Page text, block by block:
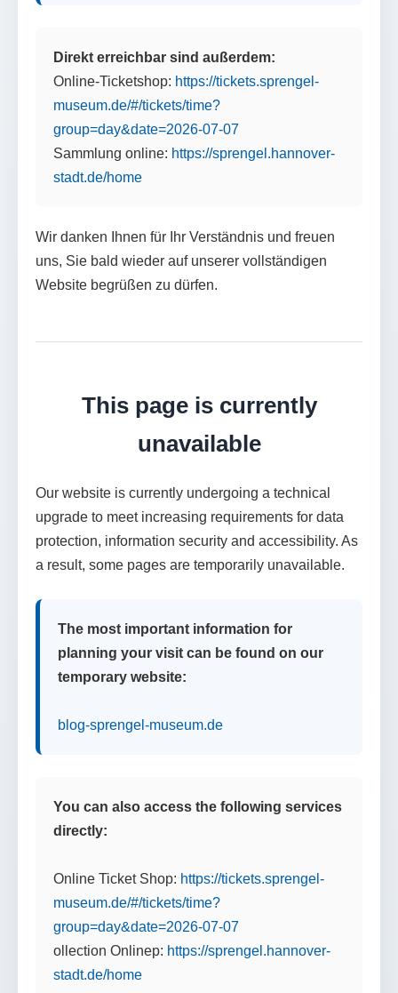
Direkt erreichbar sind außerdem:
Online-Ticketshop: https://tickets.sprengel-
museum.de/#/tickets/time?
group=day&date=2026-07-07
Sammlung online: https://sprengel.hannover-
stadt.de/home
Wir danken Ihnen für Ihr Verständnis und freuen
uns, Sie bald wieder auf unserer vollständigen
Website begrüßen zu dürfen.
This page is currently
unavailable
Our website is currently undergoing a technical
upgrade to meet increasing requirements for data
protection, information security and accessibility. As
a result, some pages are temporarily unavailable.
The most important information for
planning your visit can be found on our
temporary website:
blog-sprengel-museum.de
You can also access the following services
directly:
Online Ticket Shop: https://tickets.sprengel-
museum.de/#/tickets/time?
group=day&date=2026-07-07
ollection Onlinep: https://sprengel.hannover-
stadt.de/home